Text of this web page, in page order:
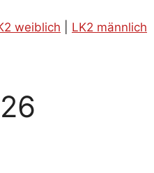
weiblich LK2 männlich